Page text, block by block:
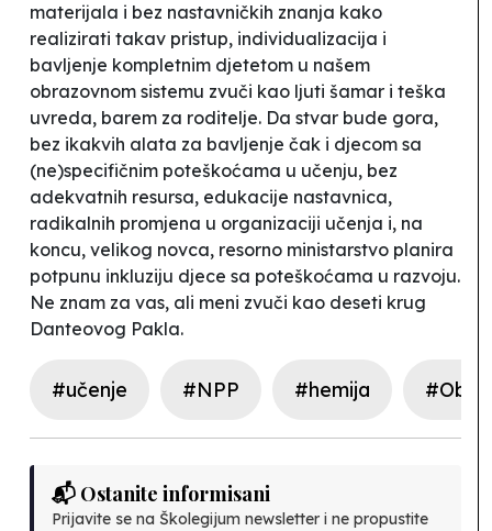
materijala i bez nastavničkih znanja kako
realizirati takav pristup, individualizacija i
bavljenje kompletnim djetetom u našem
obrazovnom sistemu zvuči kao ljuti šamar i teška
uvreda, barem za roditelje. Da stvar bude gora,
bez ikakvih alata za bavljenje čak i djecom sa
(ne)specifičnim poteškoćama u učenju, bez
adekvatnih resursa, edukacije nastavnica,
radikalnih promjena u organizaciji učenja i, na
koncu, velikog novca, resorno ministarstvo planira
potpunu inkluziju djece sa poteškoćama u razvoju.
Ne znam za vas, ali meni zvuči kao deseti krug
Danteovog Pakla.
#učenje #NPP #hemija
📬 Ostanite informisani
Prijavite se na Školegijum newsletter i ne propustite